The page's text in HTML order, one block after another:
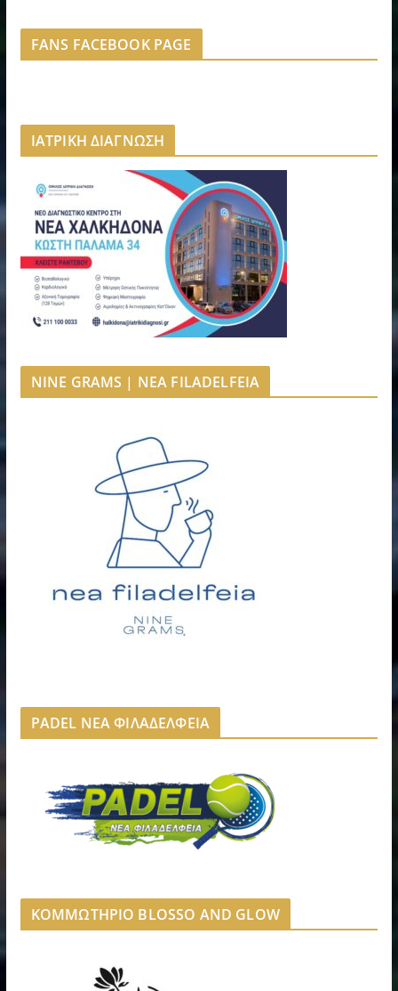
FANS FACEBOOK PAGE
ΙΑΤΡΙΚΗ ΔΙΑΓΝΩΣΗ
NINE GRAMS | NEA FILADELFEIA
PADEL ΝΕΑ ΦΙΛΑΔΕΛΦΕΙΑ
ΚΟΜΜΩΤΗΡΙΟ BLOSSO AND GLOW